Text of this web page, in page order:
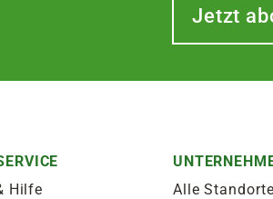
Jetzt
Hilfe
Alle Standorte